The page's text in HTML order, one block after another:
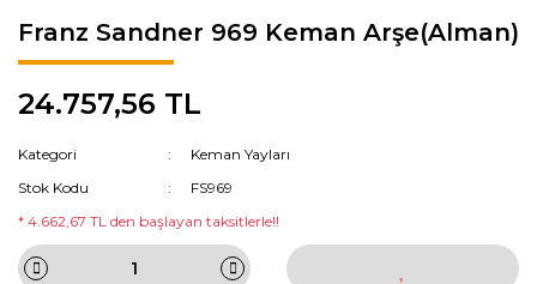
Franz Sandner 969 Keman Arşe(Alman)
24.757,56 TL
Kategori
Keman Yayları
Stok Kodu
FS969
* 4.662,67 TL den başlayan taksitlerle!!